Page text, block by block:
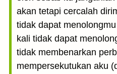
akan tetapi cercalah
tidak dapat
kali tidak dapat
tidak membenarkan
mempersekutukan aku